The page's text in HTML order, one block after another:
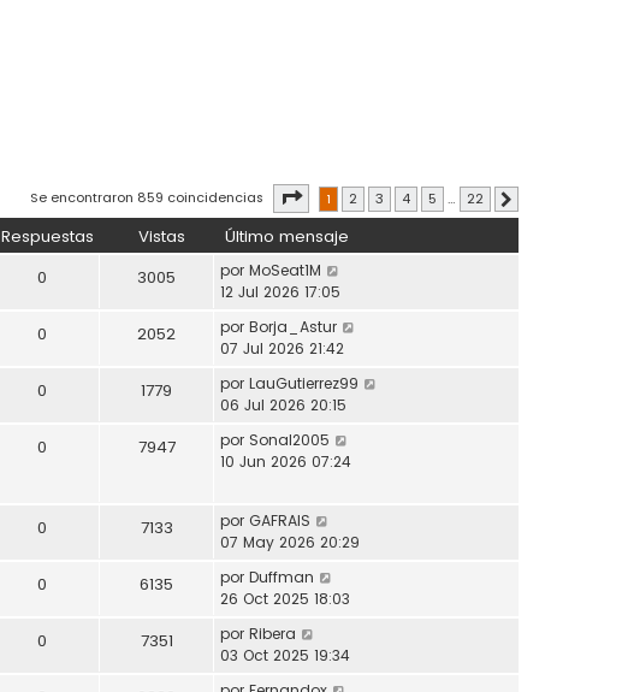
Se encontraron 859 coincidencias Página1 de
1 2 3 4 5 … 22
Respuestas Vistas Último mensaje
0 3005 por MoSeat1M
12 Jul 2026 17:05
0 2052 por Borja_Astur
07 Jul 2026 21:42
0 1779 por LauGutierrez99
06 Jul 2026 20:15
0 7947 por Sonal2005
10 Jun 2026 07:24
0 7133 por GAFRAIS
07 May 2026 20:29
0 6135 por Duffman
26 Oct 2025 18:03
0 7351 por Ribera
03 Oct 2025 19:34